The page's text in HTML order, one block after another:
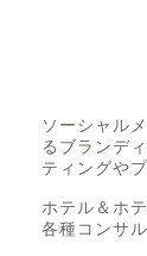
ソーシャル
るブランデ
ティングや
ホテル＆ホ
各種コンサ